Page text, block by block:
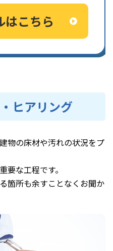
はこちら
ヒアリング
物の床材や汚れの状況をプ
要な工程です。
箇所も余すことなくお聞か